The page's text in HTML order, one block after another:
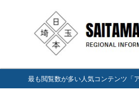
最も閲覧数が多い人気コンテンツ「